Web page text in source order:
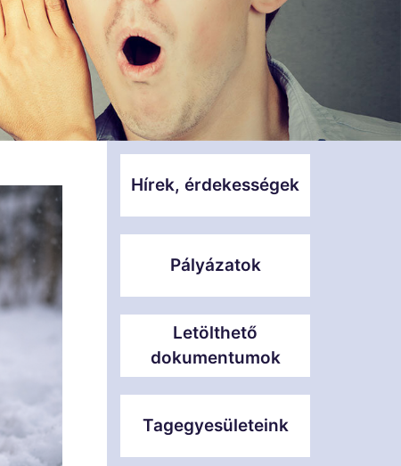
Hírek, érdekességek
Pályázatok
Letölthető
dokumentumok
Tagegyesületeink